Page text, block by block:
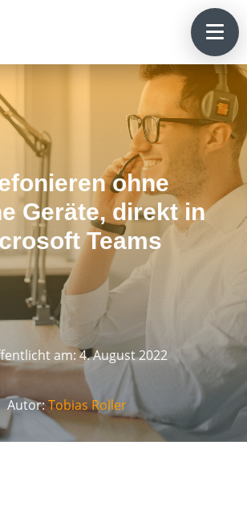
ohne
Geräte, direkt in
Teams
am: 4. August 2022
Autor:Tobias Roller